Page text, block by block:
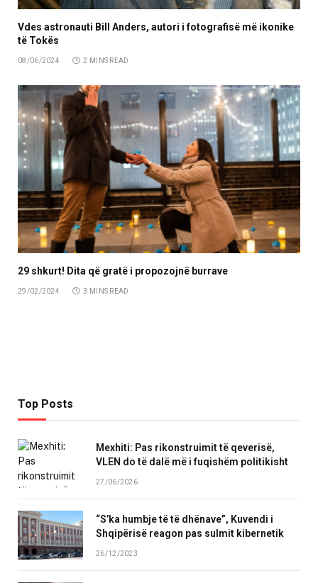
Vdes astronauti Bill Anders, autori i fotografisë më ikonike
të Tokës
08/06/2024 2 MINS READ
29 shkurt! Dita që gratë i propozojnë burrave
29/02/2024 3 MINS READ
Top Posts
Mexhiti: Pas rikonstruimit të qeverisë,
VLEN do të dalë më i fuqishëm politikisht
27/06/2026
“S’ka humbje të të dhënave”, Kuvendi i
Shqipërisë reagon pas sulmit kibernetik
26/12/2023